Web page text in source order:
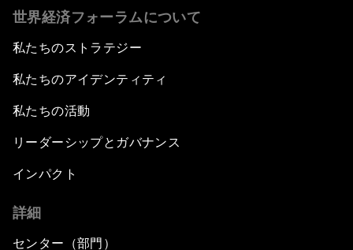
世界経済フォーラムについて
私たちのストラテジー
私たちのアイデンティティ
私たちの活動
リーダーシップとガバナンス
インパクト
詳細
センター（部門）